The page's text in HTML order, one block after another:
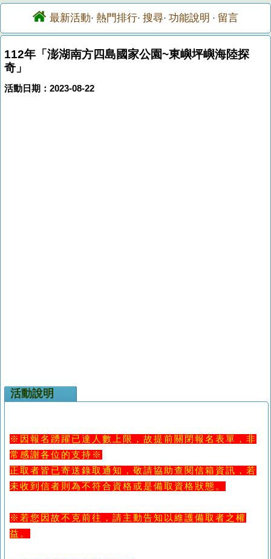
最新活動· 熱門排行· 搜尋· 功能說明 · 留言
112年「澎湖南方四島國家公園~東嶼坪嶼海陸探
奇」
活動日期：2023-08-22
活動說明
※因報名踴躍已達人數上限，故提前關閉報名表單，非
常感謝各位的支持※
正取者皆已寄送錄取通知，敬請協助查閱信箱資訊，若
未收到信者則為不符合資格或是備取資格狀態。
※若您因故不克前往，請主動告知以維護備取者之權
益。